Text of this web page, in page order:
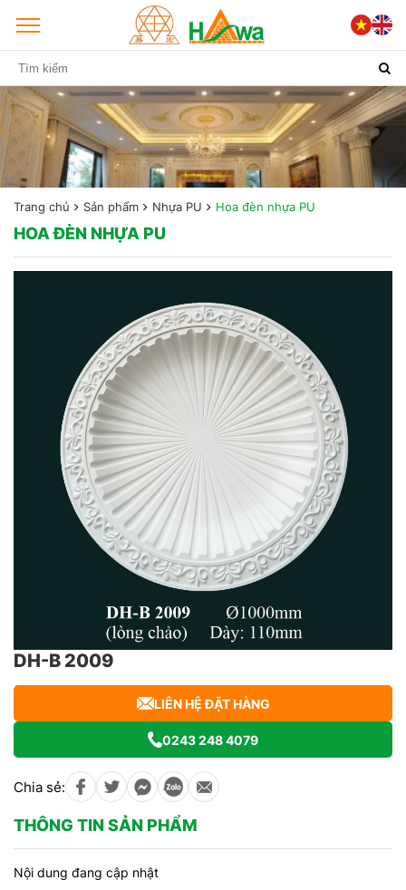
Trang chủ Sản phẩm Nhựa PU Hoa đèn nhựa PU
HOA ĐÈN NHỰA PU
DH-B 2009
LIÊN HỆ ĐẶT HÀNG
0243 248 4079
Chia sẻ:
THÔNG TIN SẢN PHẨM
Nội dung đang cập nhật